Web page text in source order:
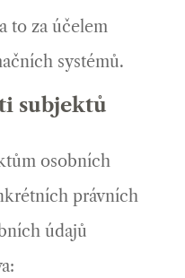
to za účelem
systémů.
subjektů
osobních
právních
údajů